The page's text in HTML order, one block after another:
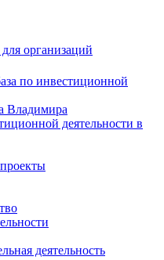
организаций
по инвестиционной
Владимира
деятельности в
деятельность